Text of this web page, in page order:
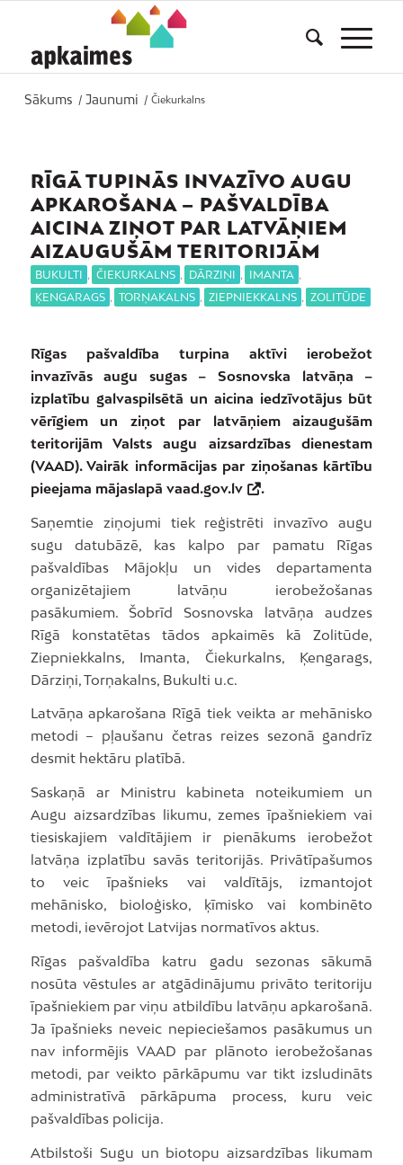
Sākums / Jaunumi / Čiekurkalns
RĪGĀ TUPINĀS INVAZĪVO AUGU
APKAROŠANA – PAŠVALDĪBA
AICINA ZIŅOT PAR LATVĀŅIEM
AIZAUGUŠĀM TERITORIJĀM
BUKULTI , ČIEKURKALNS , DĀRZIŅI , IMANTA ,
ĶENGARAGS , TORŅAKALNS , ZIEPNIEKKALNS , ZOLITŪDE
Rīgas pašvaldība turpina aktīvi ierobežot
invazīvās augu sugas – Sosnovska latvāņa –
izplatību galvaspilsētā un aicina iedzīvotājus būt
vērīgiem un ziņot par latvāņiem aizaugušām
teritorijām Valsts augu aizsardzības dienestam
(VAAD). Vairāk informācijas par ziņošanas kārtību
pieejama mājaslapā vaad.gov.lv .
Saņemtie ziņojumi tiek reģistrēti invazīvo augu
sugu datubāzē, kas kalpo par pamatu Rīgas
pašvaldības Mājokļu un vides departamenta
organizētajiem latvāņu ierobežošanas
pasākumiem. Šobrīd Sosnovska latvāņa audzes
Rīgā konstatētas tādos apkaimēs kā Zolitūde,
Ziepniekkalns, Imanta, Čiekurkalns, Ķengarags,
Dārziņi, Torņakalns, Bukulti u.c.
Latvāņa apkarošana Rīgā tiek veikta ar mehānisko
metodi – pļaušanu četras reizes sezonā gandrīz
desmit hektāru platībā.
Saskaņā ar Ministru kabineta noteikumiem un
Augu aizsardzības likumu, zemes īpašniekiem vai
tiesiskajiem valdītājiem ir pienākums ierobežot
latvāņa izplatību savās teritorijās. Privātīpašumos
to veic īpašnieks vai valdītājs, izmantojot
mehānisko, bioloģisko, ķīmisko vai kombinēto
metodi, ievērojot Latvijas normatīvos aktus.
Rīgas pašvaldība katru gadu sezonas sākumā
nosūta vēstules ar atgādinājumu privāto teritoriju
īpašniekiem par viņu atbildību latvāņu apkarošanā.
Ja īpašnieks neveic nepieciešamos pasākumus un
nav informējis VAAD par plānoto ierobežošanas
metodi, par veikto pārkāpumu var tikt izsludināts
administratīvā pārkāpuma process, kuru veic
pašvaldības policija.
Atbilstoši Sugu un biotopu aizsardzības likumam